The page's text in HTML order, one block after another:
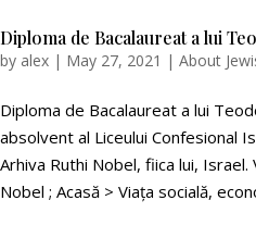
Diploma de Bacalaureat a lui
by alex | May 27, 2021 | About
Diploma de Bacalaureat a lui
absolvent al Liceului Confesional
Arhiva Ruthi Nobel, fiica lui,
Nobel ; Acasă > Viața socială,